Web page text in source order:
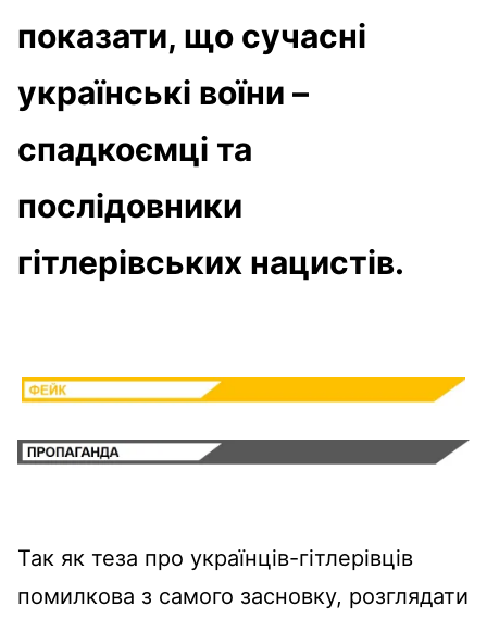
показати, що сучасні
українські воїни –
спадкоємці та
послідовники
гітлерівських нацистів.
Так як теза про українців-гітлерівців
помилкова з самого засновку, розглядати